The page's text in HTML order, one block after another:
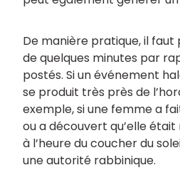
De manière pratique, il
de quelques minutes par
postés. Si un événement
se produit très près de
exemple, si une femme a
ou a découvert qu’elle
à l’heure du coucher du
une autorité rabbinique.